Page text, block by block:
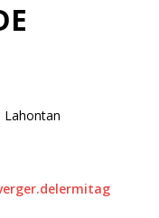
Lahontan